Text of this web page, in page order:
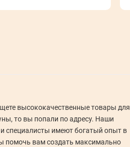
высококачественные товары для
то вы попали по адресу. Наши
специалисты имеют богатый опыт в
помочь вам создать максимально